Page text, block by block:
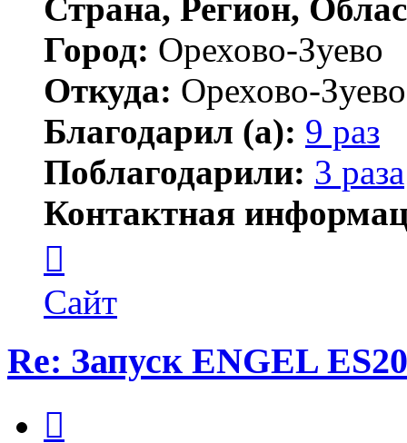
Страна, Регион,
Город: Орехово-Зуево
Откуда: Орехово-Зуево
Благодарил (а): 9 раз
Поблагодарили: 3 раза
Контактная
пользователя
wimpic
Сайт
Re: Запуск ENGEL